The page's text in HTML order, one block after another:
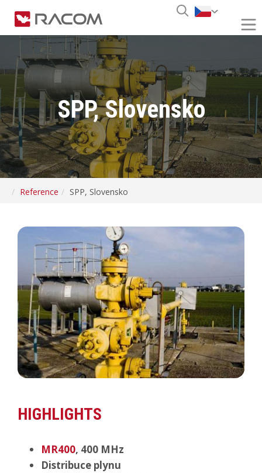
SPP, Slovensko
Reference SPP, Slovensko
HIGHLIGHTS
MR400, 400 MHz
Distribuce plynu